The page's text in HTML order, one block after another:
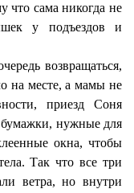
что сама никогда не
у подъездов и
возвращаться,
на месте, а мамы не
приезд Соня
бумажки, нужные для
окна, чтобы
Так что все три
ветра, но внутри